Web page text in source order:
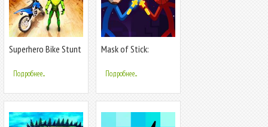
Superhero Bike Stunt
Ramp Игры
Подробнее...
Mask of Stick:
Подробнее...